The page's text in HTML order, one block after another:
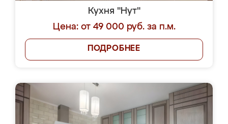
Кухня "Нут"
Цена: от 49 000 руб. за п.м.
ПОДРОБНЕЕ